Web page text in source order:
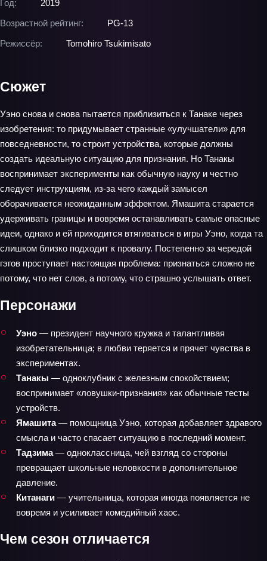
Год:
2019
Возрастной рейтинг:
PG-13
Режиссёр:
Tomohiro Tsukimisato
Сюжет
Уэно снова и снова пытается приблизиться к Танаке через
изобретения: то придумывает странные «улучшатели» для
повседневности, то строит устройства, которые должны
создать идеальную ситуацию для признания. Но Танакы
воспринимает эксперименты как обычную науку и честно
следует инструкциям, из‑за чего каждый замысел
оборачивается неожиданным эффектом. Ямашита старается
удерживать границы и вовремя останавливать самые опасные
идеи, однако и ей приходится втягиваться в игры Уэно, когда та
слишком близко подходит к провалу. Постепенно за чередой
гэгов проступает настоящая проблема: признаться сложно не
потому, что нет слов, а потому, что страшно услышать ответ.
Персонажи
Уэно — президент научного кружка и талантливая
изобретательница; в любви теряется и прячет чувства в
экспериментах.
Танакы — одноклубник с железным спокойствием;
воспринимает «ловушки‑признания» как обычные тесты
устройств.
Ямашита— помощница Уэно, которая добавляет здравого
смысла и часто спасает ситуацию в последний момент.
Тадзима— одноклассница, чей взгляд со стороны
превращает школьные неловкости в дополнительное
давление.
Китанаги — учительница, которая иногда появляется не
вовремя и усиливает комедийный хаос.
Чем сезон отличается